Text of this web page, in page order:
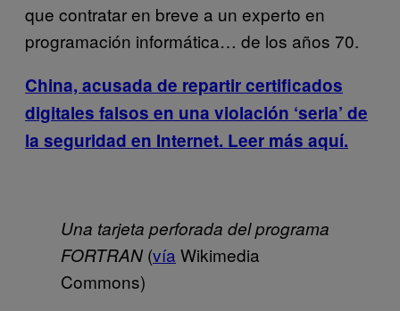
que contratar en breve a un experto en
programación informática… de los años 70.
China, acusada de repartir certificados
digitales falsos en una violación ‘seria’ de
la seguridad en Internet. Leer más aquí.
Una tarjeta perforada del programa
FORTRAN (vía Wikimedia
Commons)